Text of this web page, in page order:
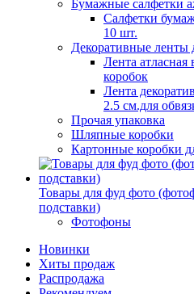
Бумажные салфетки
Салфетки
10 шт.
Декоративные ленты
Лента атласная
коробок
Лента
2.5 см.для
Прочая упаковка
Шляпные коробки
Картонные коробки
Товары для фуд фото
подставки)
Фотофоны
Новинки
Хиты продаж
Распродажа